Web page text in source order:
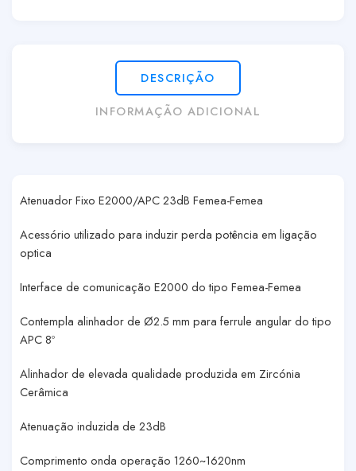
DESCRIÇÃO
INFORMAÇÃO ADICIONAL
Atenuador Fixo E2000/APC 23dB Femea-Femea
Acessório utilizado para induzir perda potência em ligação
optica
Interface de comunicação E2000 do tipo Femea-Femea
Contempla alinhador de Ø2.5 mm para ferrule angular do tipo
APC 8º
Alinhador de elevada qualidade produzida em Zircónia
Cerâmica
Atenuação induzida de 23dB
Comprimento onda operação 1260~1620nm